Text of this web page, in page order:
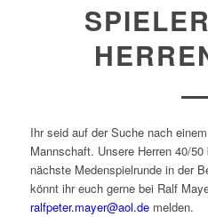
Ihr seid auf der Suche nach
Mannschaft. Unsere Herren 40/
nächste Medenspielrunde in der
könnt ihr euch gerne bei Ralf
ralfpeter.mayer@aol.demelden.